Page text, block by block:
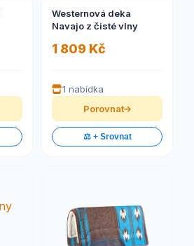
Westernová deka
Navajo z čisté vlny
1 809 Kč
1 nabídka
Porovnat
⚖️ + Srovnat